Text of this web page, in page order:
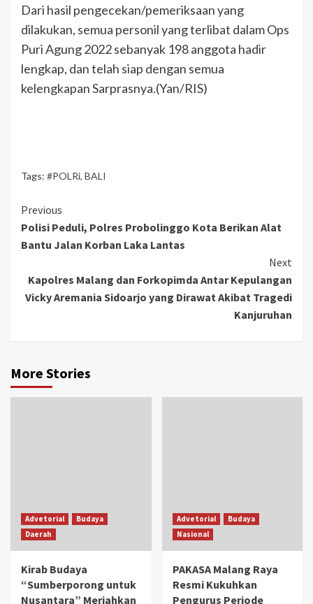
Dari hasil pengecekan/pemeriksaan yang
dilakukan, semua personil yang terlibat dalam Ops
Puri Agung 2022 sebanyak 198 anggota hadir
lengkap, dan telah siap dengan semua
kelengkapan Sarprasnya.(Yan/RIS)
Tags: #POLRi, BALI
Previous
Polisi Peduli, Polres Probolinggo Kota Berikan Alat
Bantu Jalan Korban Laka Lantas
Next
Kapolres Malang dan Forkopimda Antar Kepulangan
Vicky Aremania Sidoarjo yang Dirawat Akibat Tragedi
Kanjuruhan
More Stories
Advetorial
Budaya
Daerah
Kirab Budaya
“Sumberporong untuk
Nusantara” Meriahkan
Advetorial
Budaya
Nasional
PAKASA Malang Raya
Resmi Kukuhkan
Pengurus Periode